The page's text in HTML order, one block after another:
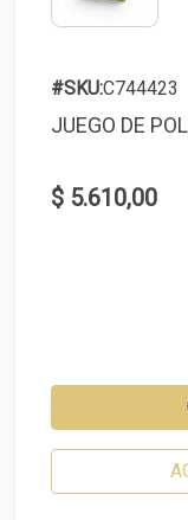
#SKU:C744423
JUEGO DE
$ 5.610,00